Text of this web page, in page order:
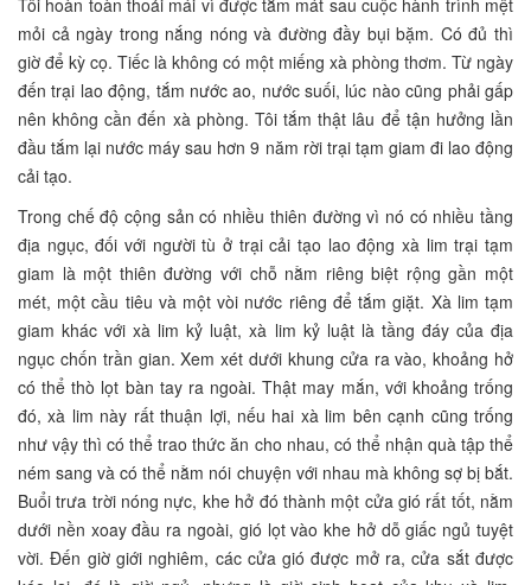
Tôi hoàn toàn thoải mái vì được tắm mát sau cuộc hành trình mệt
mỏi cả ngày trong nắng nóng và đường đầy bụi bặm. Có đủ thì
giờ để kỳ cọ. Tiếc là không có một miếng xà phòng thơm. Từ ngày
đến trại lao động, tắm nước ao, nước suối, lúc nào cũng phải gấp
nên không cần đến xà phòng. Tôi tắm thật lâu để tận hưởng lần
đầu tắm lại nước máy sau hơn 9 năm rời trại tạm giam đi lao động
cải tạo.
Trong chế độ cộng sản có nhiều thiên đường vì nó có nhiều tầng
địa ngục, đối với người tù ở trại cải tạo lao động xà lim trại tạm
giam là một thiên đường với chỗ nằm riêng biệt rộng gần một
mét, một cầu tiêu và một vòi nước riêng để tắm giặt. Xà lim tạm
giam khác với xà lim kỷ luật, xà lim kỷ luật là tầng đáy của địa
ngục chốn trần gian. Xem xét dưới khung cửa ra vào, khoảng hở
có thể thò lọt bàn tay ra ngoài. Thật may mắn, với khoảng trống
đó, xà lim này rất thuận lợi, nếu hai xà lim bên cạnh cũng trống
như vậy thì có thể trao thức ăn cho nhau, có thể nhận quà tập thể
ném sang và có thể nằm nói chuyện với nhau mà không sợ bị bắt.
Buổi trưa trời nóng nực, khe hở đó thành một cửa gió rất tốt, nằm
dưới nền xoay đầu ra ngoài, gió lọt vào khe hở dỗ giấc ngủ tuyệt
vời. Đến giờ giới nghiêm, các cửa gió được mở ra, cửa sắt được